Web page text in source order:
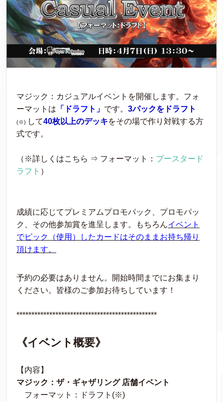
マジック：カジュアルイベントを開催します。フォ
ーマットは 「ドラフト」 です。 3パックをドラフト
(※) して40枚以上のデッキをその場で作り対戦する方
式です。
（※詳しくはこちら ⇒ フォーマット： ブースタード
ラフト ）
成績に応じてプレミアムプロモパック、プロモパッ
ク、その他参加賞を進呈します。もちろんイベント
でピック（使用）したカードはそのままお持ち帰り
頂けます。
予約の必要はありません。開始時間までにお集まり
ください。皆様のご参加お待ちしています！
***********************************************
《イベント概要》
【内容】
マジック：ザ・ギャザリング 店舗イベント
フォーマット：ドラフト(※)